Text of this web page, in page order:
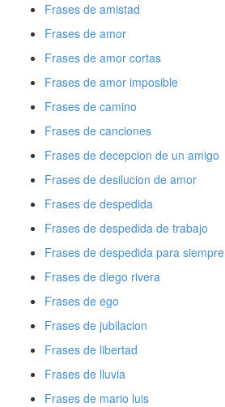
Frases de amistad
Frases de amor
Frases de amor cortas
Frases de amor imposible
Frases de camino
Frases de canciones
Frases de decepcion de un amigo
Frases de desilucion de amor
Frases de despedida
Frases de despedida de trabajo
Frases de despedida para siempre
Frases de diego rivera
Frases de ego
Frases de jubilacion
Frases de libertad
Frases de lluvia
Frases de mario luis